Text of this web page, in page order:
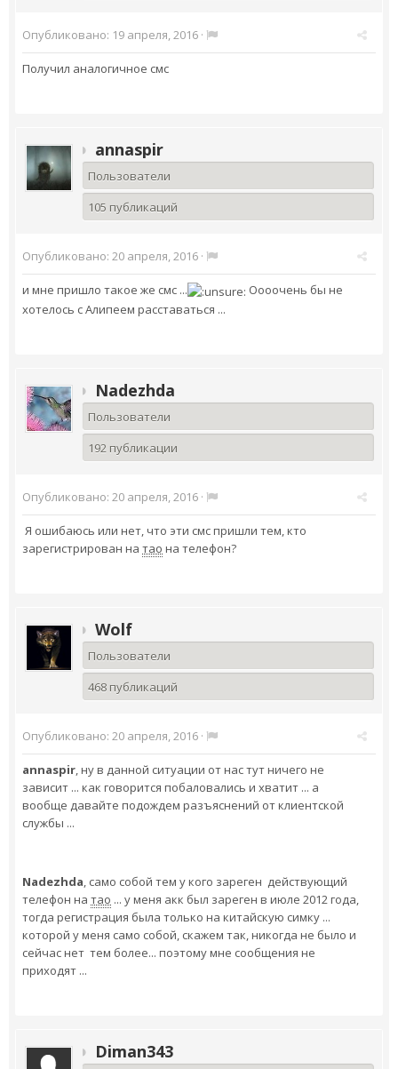
Опубликовано: 19 апреля, 2016 ·
Получил аналогичное смс
annaspir
Пользователи
105 публикаций
Опубликовано: 20 апреля, 2016 ·
и мне пришло такое же смс ...
Оооочень бы не
хотелось с Алипеем расставаться ...
Nadezhda
Пользователи
192 публикации
Опубликовано: 20 апреля, 2016 ·
Я ошибаюсь или нет, что эти смс пришли тем, кто
зарегистрирован на тао на телефон?
Wolf
Пользователи
468 публикаций
Опубликовано: 20 апреля, 2016 ·
annaspir, ну в данной ситуации от нас тут ничего не
зависит ... как говорится побаловались и хватит ... а
вообще давайте подождем разъяснений от клиентской
службы ...
Nadezhda, само собой тем у кого зареген действующий
телефон на тао ... у меня акк был зареген в июле 2012 года,
тогда регистрация была только на китайскую симку ...
которой у меня само собой, скажем так, никогда не было и
сейчас нет тем более... поэтому мне сообщения не
приходят ...
Diman343